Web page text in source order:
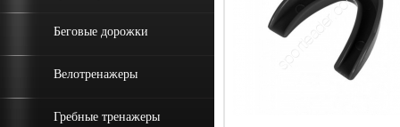
Беговые дорожки
Велотренажеры
Гребные тренажеры